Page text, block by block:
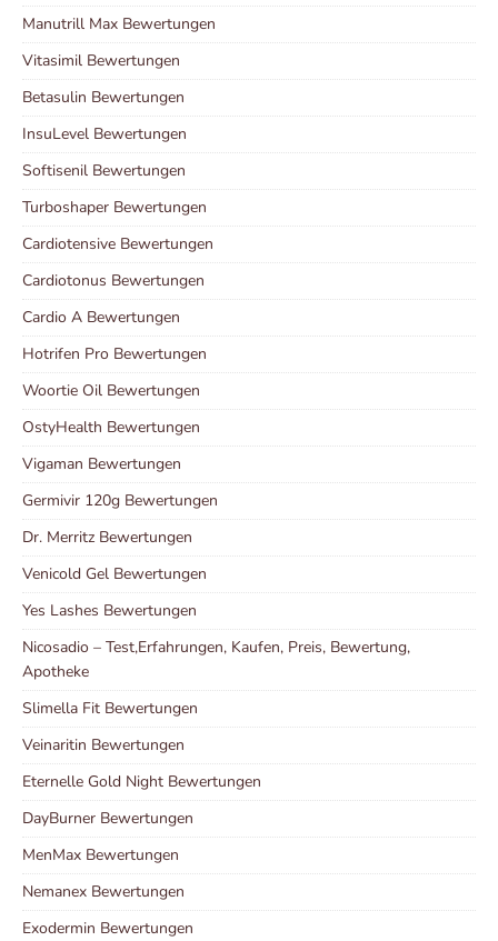
Manutrill Max Bewertungen
Vitasimil Bewertungen
Betasulin Bewertungen
InsuLevel Bewertungen
Softisenil Bewertungen
Turboshaper Bewertungen
Cardiotensive Bewertungen
Cardiotonus Bewertungen
Cardio A Bewertungen
Hotrifen Pro Bewertungen
Woortie Oil Bewertungen
OstyHealth Bewertungen
Vigaman Bewertungen
Germivir 120g Bewertungen
Dr. Merritz Bewertungen
Venicold Gel Bewertungen
Yes Lashes Bewertungen
Nicosadio – Test,Erfahrungen, Kaufen, Preis, Bewertung,
Apotheke
Slimella Fit Bewertungen
Veinaritin Bewertungen
Eternelle Gold Night Bewertungen
DayBurner Bewertungen
MenMax Bewertungen
Nemanex Bewertungen
Exodermin Bewertungen